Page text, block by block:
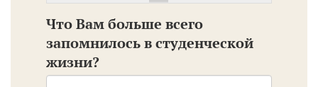
Что Вам больше всего
запомнилось в студенческой
жизни?